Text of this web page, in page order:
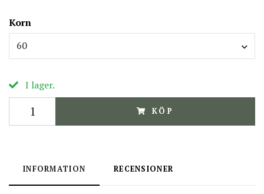
Korn
60
I lager.
KÖP
INFORMATION RECENSIONER